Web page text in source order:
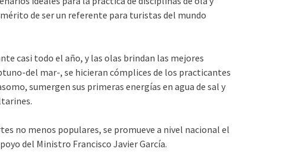
de ser un referente para turistas del mundo
casi todo el año, y las olas brindan las mejores
del mar-, se hicieran cómplices de los practicantes
sumergen sus primeras energías en agua de sal y
no menos populares, se promueve a nivel nacional el
del Ministro Francisco Javier García.